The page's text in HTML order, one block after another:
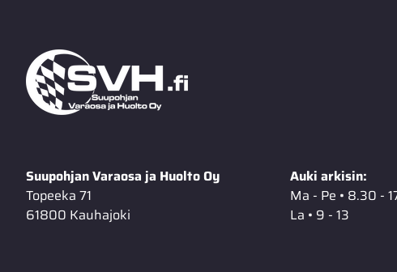
Suupohjan Varaosa ja Huolto Oy
Topeeka 71
61800 Kauhajoki
Auki arkisin:
Ma - Pe • 8.30 -
La • 9 - 13